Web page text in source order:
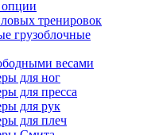
тренировок
грузоблочные
весами
для ног
для пресса
для рук
для плеч